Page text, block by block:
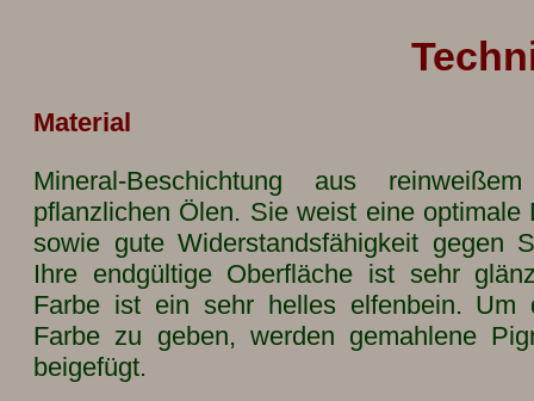
Material
Mineral-Beschichtung aus
pflanzlichen Ölen. Sie weist eine optimale
sowie gute Widerstandsfähigkeit gegen
Ihre endgültige Oberfläche ist sehr
Farbe ist ein sehr helles elfenbein. Um
Farbe zu geben, werden gemahlene
beigefügt.